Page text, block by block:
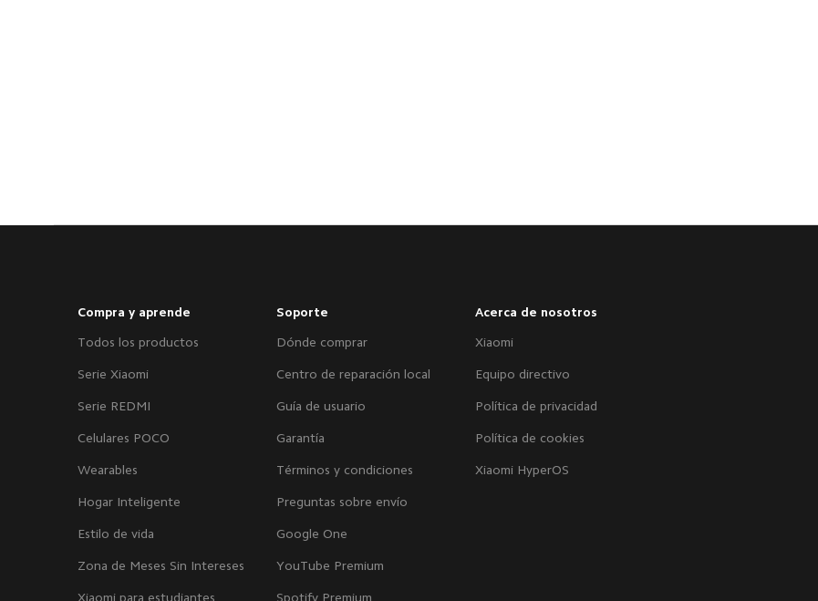
Compra y aprende
Todos los productos
Serie Xiaomi
Serie REDMI
Celulares POCO
Wearables
Hogar Inteligente
Estilo de vida
Zona de Meses Sin Intereses
Xiaomi para estudiantes
Soporte
Dónde comprar
Centro de reparación local
Guía de usuario
Garantía
Términos y condiciones
Preguntas sobre envío
Google One
YouTube Premium
Spotify Premium
Acerca de nosotros
Xiaomi
Equipo directivo
Política de privacidad
Política de cookies
Xiaomi HyperOS